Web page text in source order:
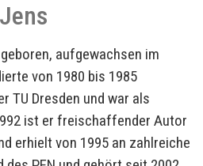
aufgewachsen im
von 1980 bis 1985
TU Dresden und war als
ist er freischaffender Autor
erhielt von 1995 an zahlreiche